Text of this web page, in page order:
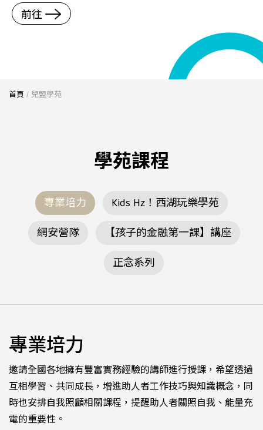
前往
首頁 /兒盟學苑
學苑課程
專業培力
Kids Hz！西湖玩樂學苑
網安營隊
【孩子的金融第一課】講座
正念系列
專業培力
邀請全國各地擁有豐富實務經驗的講師進行授課，希望透過
互相學習、共同成長，增進助人者工作技巧與知識概念，同
時也安排自我照顧相關課程，提醒助人者關照自我、能量充
電的重要性。